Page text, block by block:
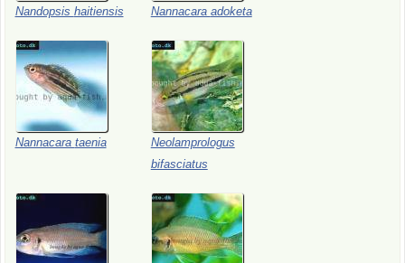
Nandopsis haitiensis Nannacara adoketa
Nannacara taenia
Neolamprologus
bifasciatus